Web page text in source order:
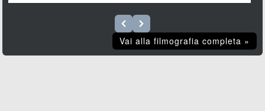
Vai alla filmografia completa »